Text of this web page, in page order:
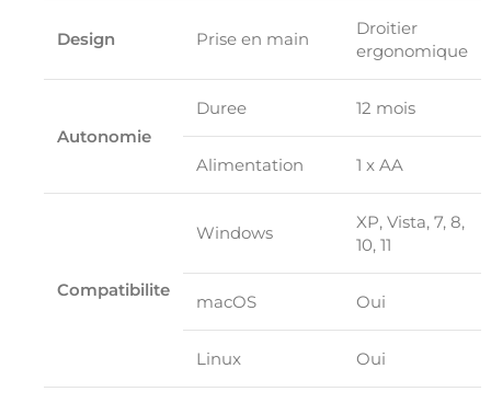
Design Prise en main
Droitier
ergonomique
Autonomie
Duree 12 mois
Alimentation 1 x AA
Compatibilite
Windows
XP, Vista, 7, 8,
10, 11
macOS Oui
Linux Oui